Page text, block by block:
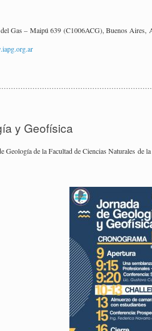
Gas – Maipú 639 (C1006ACG), Bue­nos Aires,
y Geo­fí­si­ca
Geo­lo­gía de la Fa­cul­tad de Cien­cias Na­tu­ra­les